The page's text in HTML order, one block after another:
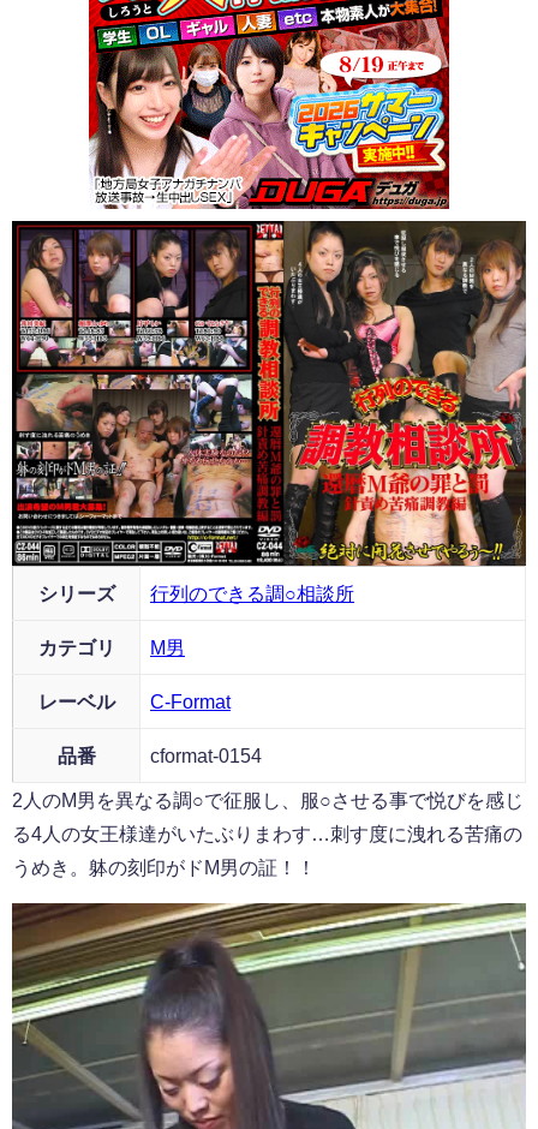
シリーズ 行列のできる調○相談所
カテゴリ M男
レーベル C-Format
品番 cformat-0154
2人のM男を異なる調○で征服し、服○させる事で悦びを感じ
る4人の女王様達がいたぶりまわす…刺す度に洩れる苦痛の
うめき。躰の刻印がドM男の証！！